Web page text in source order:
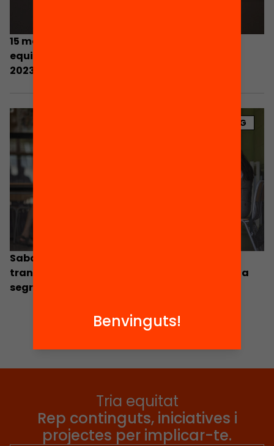
15 mesures per afavorir la distribució
equilibrada de l’alumnat en la preinscripció
2023-2024
BLOG
Sabadell, o com un tractament precís i
transparent de les dades permet combatre la
segregació
Tria equitat
Rep continguts, iniciatives i
projectes per implicar-te.
Benvinguts!